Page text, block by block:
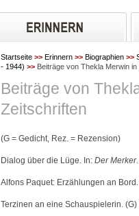
Startseite >> Erinnern >> Biographien >>
- 1944) >> Beiträge von Thekla Merwin
Beiträge von
Zeitschriften
(G = Gedicht, Rez. = Rezension)
Dialog über die Lüge. In: Der Merker
Alfons Paquet: Erzählungen an
Terzinen an eine Schauspielerin. (G)